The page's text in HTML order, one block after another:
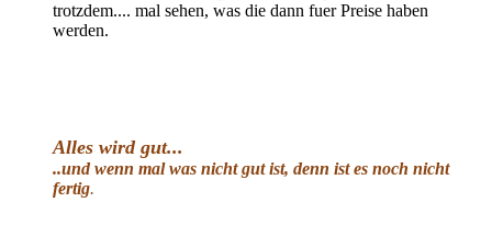
trotzdem.... mal sehen, was die dann fuer Preise haben
werden.
Alles wird gut...
..und wenn mal was nicht gut ist, denn ist es noch nicht
fertig.